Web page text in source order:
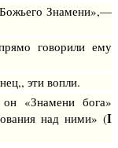
Знамени»,—
говорили ему
эти вопли.
«Знамени бога»
над ними» (I